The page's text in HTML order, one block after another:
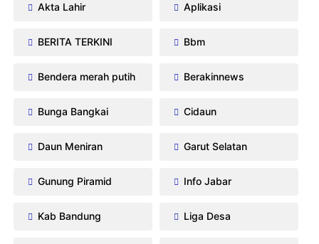
Akta Lahir Aplikasi
BERITA TERKINI Bbm
Bendera merah putih Berakinnews
Bunga Bangkai Cidaun
Daun Meniran Garut Selatan
Gunung Piramid Info Jabar
Kab Bandung Liga Desa